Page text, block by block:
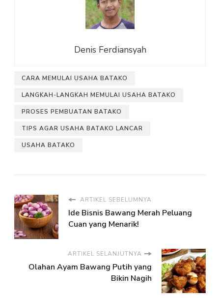
Denis Ferdiansyah
CARA MEMULAI USAHA BATAKO
LANGKAH-LANGKAH MEMULAI USAHA BATAKO
PROSES PEMBUATAN BATAKO
TIPS AGAR USAHA BATAKO LANCAR
USAHA BATAKO
ARTIKEL SEBELUMNYA
Ide Bisnis Bawang Merah Peluang
Cuan yang Menarik!
ARTIKEL SELANJUTNYA
Olahan Ayam Bawang Putih yang
Bikin Nagih